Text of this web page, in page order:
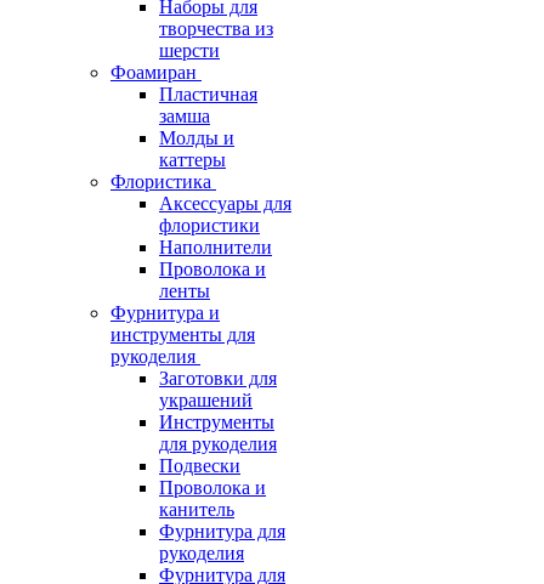
Наборы для
творчества из
шерсти
Фоамиран
Пластичная
замша
Молды и
каттеры
Флористика
Аксессуары для
флористики
Наполнители
Проволока и
ленты
Фурнитура и
инструменты для
рукоделия
Заготовки для
украшений
Инструменты
для рукоделия
Подвески
Проволока и
канитель
Фурнитура для
рукоделия
Фурнитура для